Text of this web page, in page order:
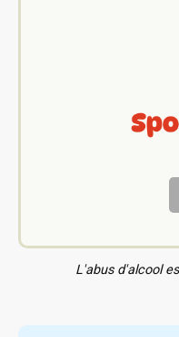
L'abus d'alcool